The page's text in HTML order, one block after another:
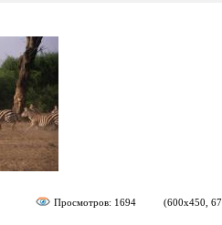
Просмотров: 1694 (600х450,